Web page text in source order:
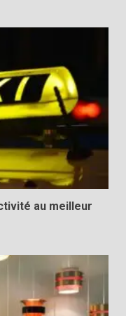
au meilleur